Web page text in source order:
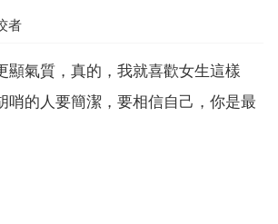
者
顯氣質，真的，我就喜歡女生這樣
哨的人要簡潔，要相信自己，你是最